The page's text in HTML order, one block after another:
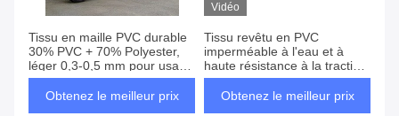
Tissu en maille PVC durable
30% PVC + 70% Polyester,
léger 0,3-0,5 mm pour usage
extérieur, certifié SGS
REACH ROHS CE
Obtenez le meilleur prix
Vidéo
Tissu revêtu en PVC
imperméable à l'eau et à
haute résistance à la traction
Terme de paiement TT
Obtenez le meilleur prix